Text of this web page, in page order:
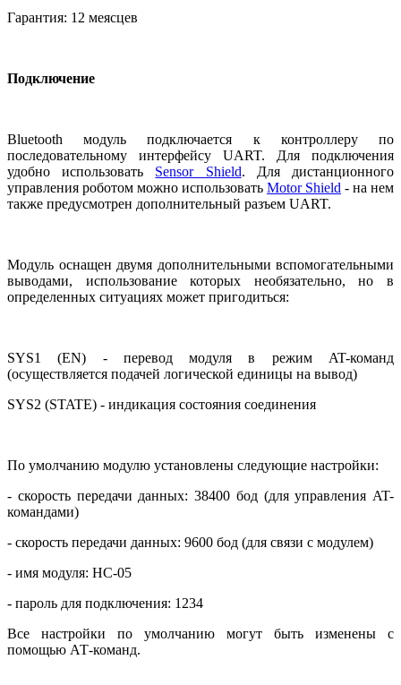
Гарантия: 12 меясцев
Подключение
Bluetooth модуль подключается к контроллеру по
последовательному интерфейсу UART. Для подключения
удобно использовать Sensor Shield. Для дистанционного
управления роботом можно использовать Motor Shield - на нем
также предусмотрен дополнительный разъем UART.
Модуль оснащен двумя дополнительными вспомогательными
выводами, использование которых необязательно, но в
определенных ситуациях может пригодиться:
SYS1 (EN) - перевод модуля в режим AT-команд
(осуществляется подачей логической единицы на вывод)
SYS2 (STATE) - индикация состояния соединения
По умолчанию модулю установлены следующие настройки:
- скорость передачи данных: 38400 бод (для управления AT-
командами)
- скорость передачи данных: 9600 бод (для связи с модулем)
- имя модуля: HC-05
- пароль для подключения: 1234
Все настройки по умолчанию могут быть изменены с
помощью АТ-команд.